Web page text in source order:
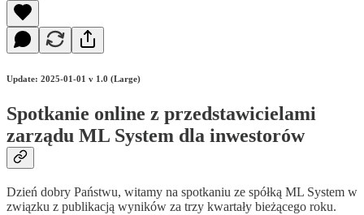
Update: 2025-01-01 v 1.0 (Large)
Spotkanie online z przedstawicielami
zarządu ML System dla inwestorów
Dzień dobry Państwu, witamy na spotkaniu ze spółką ML System w
związku z publikacją wyników za trzy kwartały bieżącego roku.